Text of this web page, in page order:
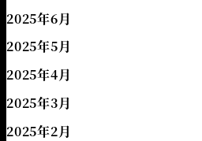
2025年6月
2025年5月
2025年4月
2025年3月
2025年2月